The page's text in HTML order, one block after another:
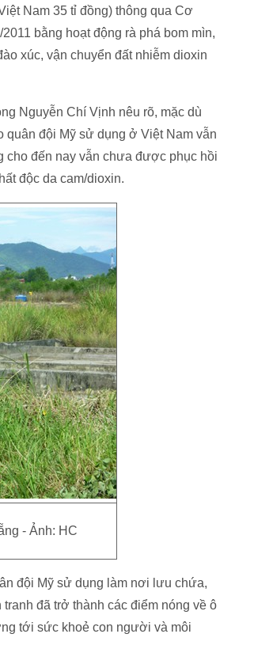
Nam 35 tỉ đồng) thông qua Cơ
bằng hoạt động rà phá bom mìn,
xúc, vận chuyển đất nhiễm dioxin
Nguyễn Chí Vịnh nêu rõ, mặc dù
quân đội Mỹ sử dụng ở Việt Nam vẫn
cho đến nay vẫn chưa được phục hồi
độc da cam/dioxin.
- Ảnh: HC
đội Mỹ sử dụng làm nơi lưu chứa,
đã trở thành các điểm nóng về ô
tới sức khoẻ con người và môi